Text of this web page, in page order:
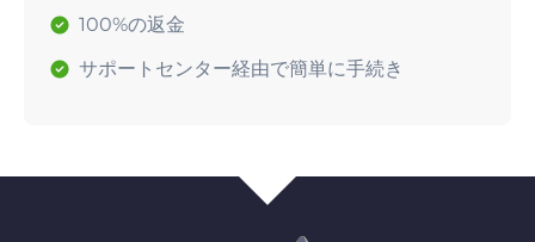
100%の返金
サポートセンター経由で簡単に手続き